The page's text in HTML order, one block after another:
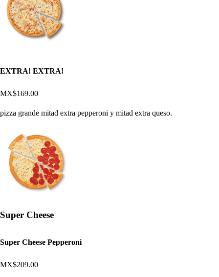
EXTRA! EXTRA!
MX$169.00
pizza grande mitad extra pepperoni y mitad extra queso.
Super Cheese
Super Cheese Pepperoni
MX$209.00